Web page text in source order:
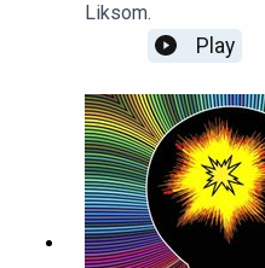
Liksom.
Play